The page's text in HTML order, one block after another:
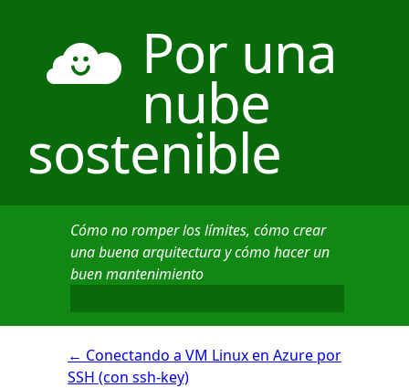
Por una
nube
sostenible
Cómo no romper los límites, cómo crear
una buena arquitectura y cómo hacer un
buen mantenimiento
← Conectando a VM Linux en Azure por
SSH (con ssh-key)